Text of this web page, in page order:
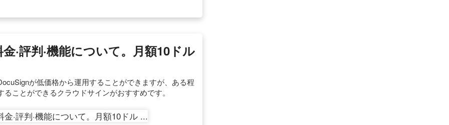
·評判·機能について。月額10ドル
が低価格から運用することができますが、ある程
ことができるクラウドサインがおすすめです。